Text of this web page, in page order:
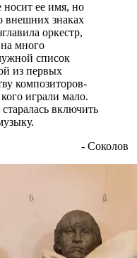
носит ее имя, но
внешних знаках
оркестр,
много
список
из первых
композиторов-
играли мало.
включить
- Соколов